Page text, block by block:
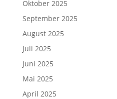
Oktober 2025
September 2025
August 2025
Juli 2025
Juni 2025
Mai 2025
April 2025